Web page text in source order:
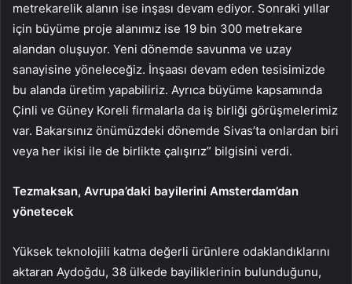
metrekarelik alanın ise inşası devam ediyor. Sonraki yıllar
için büyüme proje alanımız ise 19 bin 300 metrekare
alandan oluşuyor. Yeni dönemde savunma ve uzay
sanayisine yöneleceğiz. İnşaası devam eden tesisimizde
bu alanda üretim yapabiliriz. Ayrıca büyüme kapsamında
Çinli ve Güney Koreli firmalarla da iş birliği görüşmelerimiz
var. Bakarsınız önümüzdeki dönemde Sivas’ta onlardan biri
veya her ikisi ile de birlikte çalışırız” bilgisini verdi.
Tezmaksan, Avrupa’daki bayilerini Amsterdam’dan
yönetecek
Yüksek teknolojili katma değerli ürünlere odaklandıklarını
aktaran Aydoğdu, 38 ülkede bayiliklerinin bulunduğunu,